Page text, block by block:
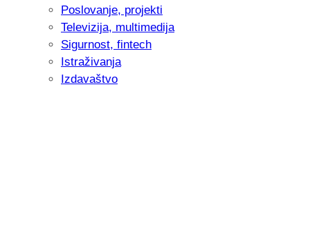
Poslovanje, projekti
Televizija, multimedija
Sigurnost, fintech
Istraživanja
Izdavaštvo